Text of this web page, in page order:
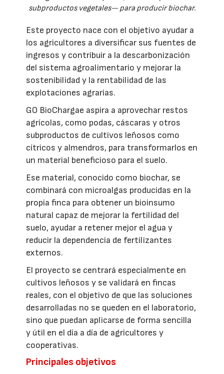
subproductos vegetales— para producir biochar.
Este proyecto nace con el objetivo ayudar a
los agricultores a diversificar sus fuentes de
ingresos y contribuir a la descarbonización
del sistema agroalimentario y mejorar la
sostenibilidad y la rentabilidad de las
explotaciones agrarias.
GO BioChargae aspira a aprovechar restos
agrícolas, como podas, cáscaras y otros
subproductos de cultivos leñosos como
cítricos y almendros, para transformarlos en
un material beneficioso para el suelo.
Ese material, conocido como biochar, se
combinará con microalgas producidas en la
propia finca para obtener un bioinsumo
natural capaz de mejorar la fertilidad del
suelo, ayudar a retener mejor el agua y
reducir la dependencia de fertilizantes
externos.
El proyecto se centrará especialmente en
cultivos leñosos y se validará en fincas
reales, con el objetivo de que las soluciones
desarrolladas no se queden en el laboratorio,
sino que puedan aplicarse de forma sencilla
y útil en el día a día de agricultores y
cooperativas.
Principales objetivos